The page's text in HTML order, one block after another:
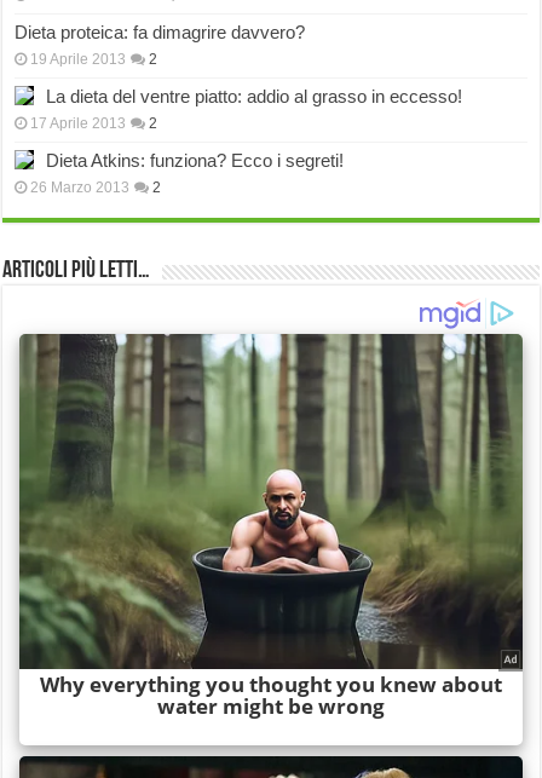
Dieta proteica: fa dimagrire davvero?
19 Aprile 2013 2
La dieta del ventre piatto: addio al grasso in eccesso!
17 Aprile 2013 2
Dieta Atkins: funziona? Ecco i segreti!
26 Marzo 2013 2
Articoli più Letti…